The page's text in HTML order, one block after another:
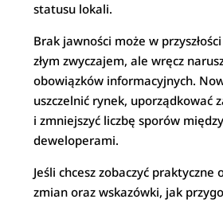
statusu lokali.
Brak jawności może w
złym zwyczajem, ale wręcz
obowiązków informacyjnych.
uszczelnić rynek, uporządkować
i zmniejszyć liczbę sporów
deweloperami.
Jeśli chcesz zobaczyć
zmian oraz wskazówki, jak